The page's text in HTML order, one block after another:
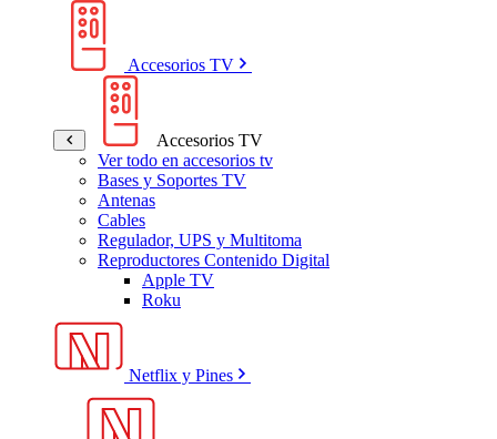
Accesorios TV
Accesorios TV
Ver todo en accesorios tv
Bases y Soportes TV
Antenas
Cables
Regulador, UPS y Multitoma
Reproductores Contenido Digital
Apple TV
Roku
Netflix y Pines